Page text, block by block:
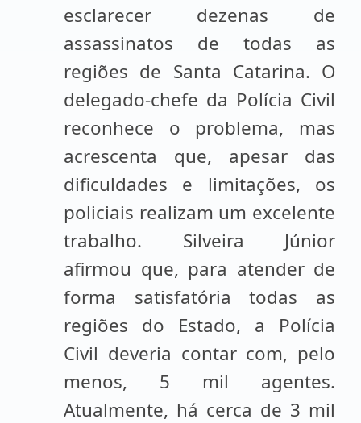
esclarecer dezenas de
assassinatos de todas as
regiões de Santa Catarina. O
delegado-chefe da Polícia Civil
reconhece o problema, mas
acrescenta que, apesar das
dificuldades e limitações, os
policiais realizam um excelente
trabalho. Silveira Júnior
afirmou que, para atender de
forma satisfatória todas as
regiões do Estado, a Polícia
Civil deveria contar com, pelo
menos, 5 mil agentes.
Atualmente, há cerca de 3 mil